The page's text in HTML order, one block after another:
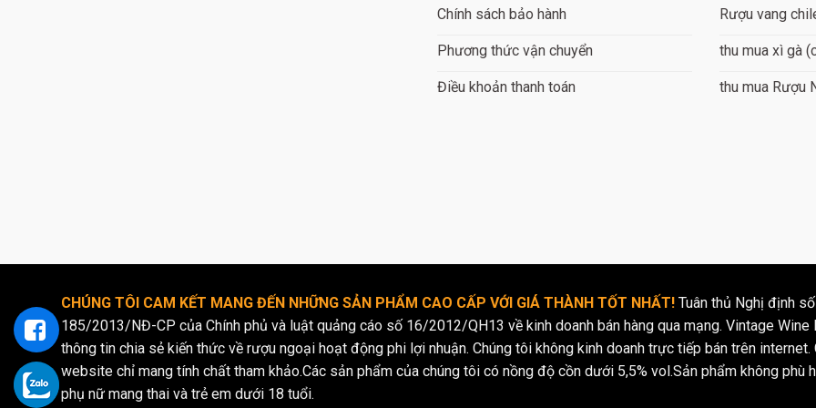
chế biến bằng phương pháp thủ công truyền thống, đảm bảo hương vị đậm
Hương vị: Xì gà Romeo Y Julieta nổi tiếng với hương vị trung tính, dễ chịu
Julieta là sự hòa quyện giữa vị ngọt nhẹ của sô cô la, hạt dẻ, vị chát nhẹ
Những dòng xì gà nổi bật của Romeo Y
Chính sách bảo hành
Phương thức vận chuyển
Điều khoản thanh toán
Rượu vang
thu mua xì gà
thu mua Rượu
CHÚNG TÔI CAM KẾT MANG ĐẾN NHỮNG SẢN PHẨM CAO CẤP VỚI GIÁ THÀNH TỐT NHẤT! Tuân thủ Nghị định số
185/2013/NĐ-CP của Chính phủ và luật quảng cáo số 16/2012/QH13 về kinh doanh bán hàng qua mạng. Vintage Wine
thông tin chia sẻ kiến thức về rượu ngoại hoạt động phi lợi nhuận. Chúng tôi không kinh doanh trực tiếp bán trên internet.
website chỉ mang tính chất tham khảo.Các sản phẩm của chúng tôi có nồng độ cồn dưới 5,5% vol.Sản phẩm không phù
phụ nữ mang thai và trẻ em dưới 18 tuổi.